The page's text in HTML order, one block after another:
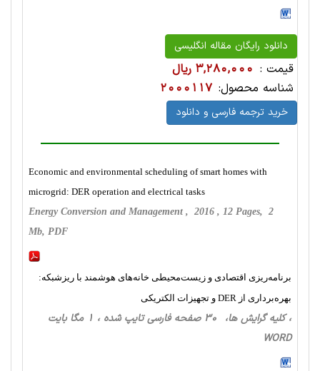
دانلود رایگان مقاله انگلیسی
قیمت : 3,280,000 ریال
شناسه محصول: 2000117
خرید ترجمه فارسی و دانلود
Economic and environmental scheduling of smart homes with
microgrid: DER operation and electrical tasks
Energy Conversion and Management , 2016 , 12 Pages, 2
Mb, PDF
برنامه‌ریزی اقتصادی و زیست‌محیطی خانه‌های هوشمند با ریزشبکه:
بهره‌برداری از DER و تجهیزات الکتریکی
، کلیه گرایش ها، 30 صفحه فارسی تایپ شده ، 1 مگا بایت
WORD